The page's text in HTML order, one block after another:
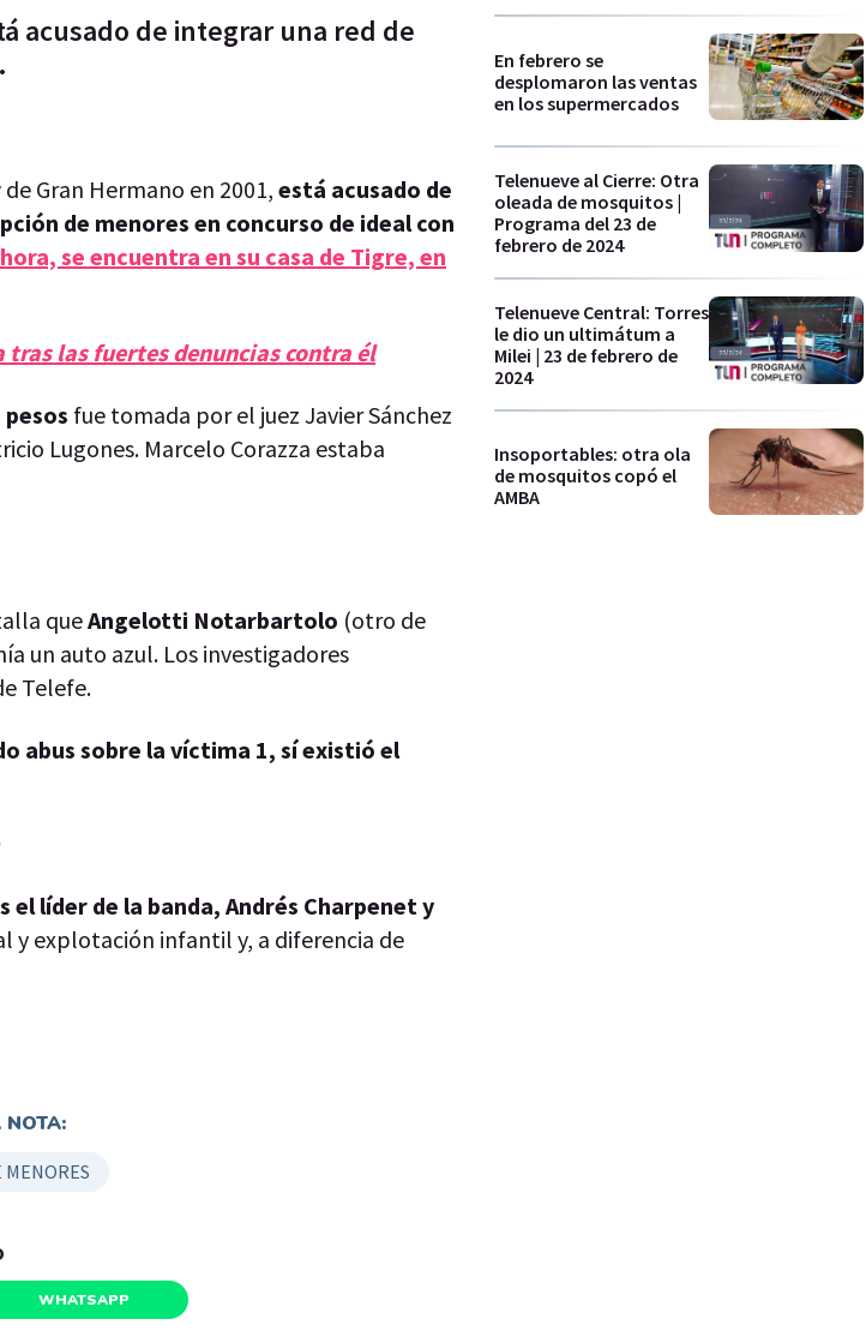
acusado de integrar una red de
Gran Hermano en 2001,está acusado de
de menores en concurso de ideal con
se encuentra en su casa de Tigre, en
las fuertes denuncias contra él
fue tomada por el juez Javier Sánchez
Lugones. Marcelo Corazza estaba
queAngelotti Notarbartolo (otro de
un auto azul. Los investigadores
Telefe.
abus sobre la víctima 1, sí existió el
el líder de la banda, Andrés Charpenet y
y explotación infantil y, a diferencia de
NOTA:
WHATSAPP
En febrero se
desplomaron las ventas
en los supermercados
Telenueve al Cierre: Otra
oleada de mosquitos |
Programa del 23 de
febrero de 2024
Telenueve Central: Torres
le dio un ultimátum a
Milei | 23 de febrero de
2024
Insoportables: otra ola
de mosquitos copó el
AMBA